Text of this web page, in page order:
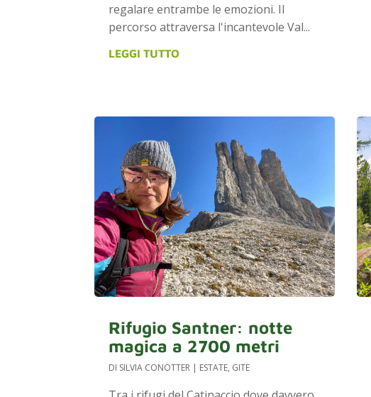
regalare entrambe le emozioni. Il
percorso attraversa l'incantevole Val...
LEGGI TUTTO
Rifugio Santner: notte
magica a 2700 metri
DI SILVIA CONOTTER | ESTATE, GITE